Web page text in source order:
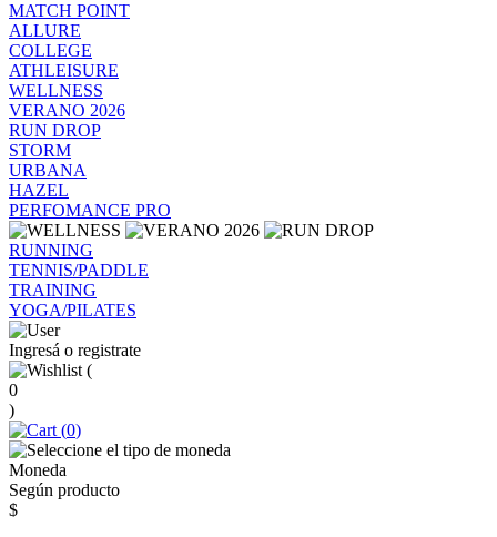
MATCH POINT
ALLURE
COLLEGE
ATHLEISURE
WELLNESS
VERANO 2026
RUN DROP
STORM
URBANA
HAZEL
PERFOMANCE PRO
RUNNING
TENNIS/PADDLE
TRAINING
YOGA/PILATES
Ingresá o registrate
(
0
)
(0)
Moneda
Según producto
$